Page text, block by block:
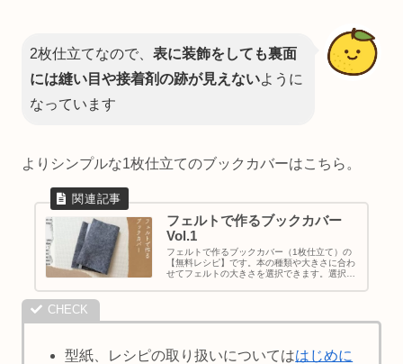
2枚仕立てなので、 表に装飾をしても裏面
には縫い目や接着剤の跡が見えないように
なっています
よりシンプルな1枚仕立てのブックカバーはこちら。
フェルトで作るブックカバー
Vol.1
フェルトで作るブックカバー（1枚仕立て）の
【無料レシピ】です。本の種類や大きさに合わ
せてフェルトの大きさを選択できます。選択肢
ームから計算することができます。
型紙、レシピの取り扱いについてははじめに